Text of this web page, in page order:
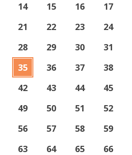
14
15 16 17
21
22 23 24
28
29 30 31
35
36 37 38
42
43 44 45
49
50 51 52
56
57 58 59
63
64 65 66